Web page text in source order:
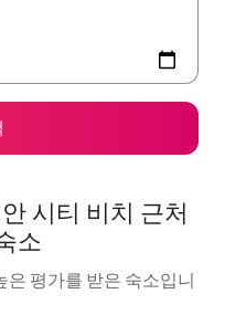
시티 비치 근처
소
은 평가를 받은 숙소입니